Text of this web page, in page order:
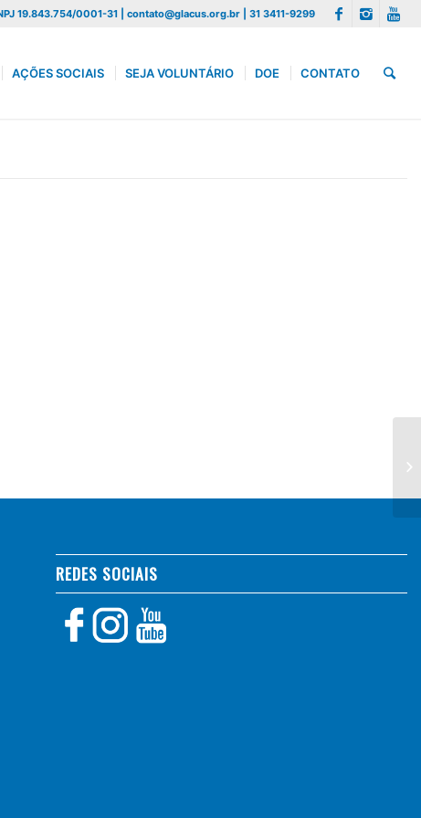
19.843.754/0001-31 | contato@glacus.org.br | 31 3411-9299
AÇÕES SOCIAIS SEJA VOLUNTÁRIO DOE CONTATO
REDES SOCIAIS